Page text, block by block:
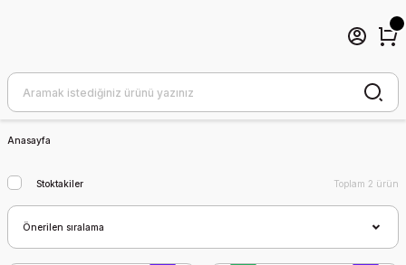
Anasayfa
Stoktakiler Toplam 2 ürün